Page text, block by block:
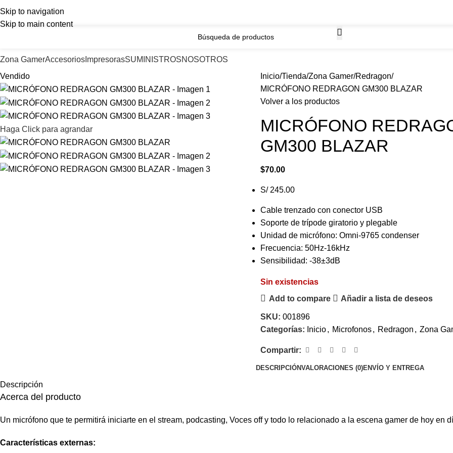
Skip to navigation
Skip to main content
Inca Garcilaso de la vega 1348 int.1061 tienda 1A-149 - Lima.
Zona GamerAccesorios ImpresorasSUMINISTROSNOSOTROS
Vendido
Haga Click para agrandar
Inicio Tienda Zona Gamer Redragon
MICRÓFONO REDRAGON GM300 BLAZAR
Volver a los productos
MICRÓFONO
GM300 BLAZAR
$70.00
S/ 245.00
Cable trenzado con conector USB
Soporte de trípode giratorio y plegable
Unidad de micrófono: Omni-9765 condenser
Frecuencia: 50Hz-16kHz
Sensibilidad: -38±3dB
Sin existencias
Add to compare
Añadir a lista de deseos
SKU:001896
Categorías: Inicio, Microfonos, Redragon , Zona
Compartir:
DESCRIPCIÓNVALORACIONES (0)ENVÍO Y ENTREGA
Descripción
Acerca del producto
Un micrófono que te permitirá iniciarte en el stream, podcasting, Voces off y todo lo relacionado a la escena gamer de hoy en
Características externas: